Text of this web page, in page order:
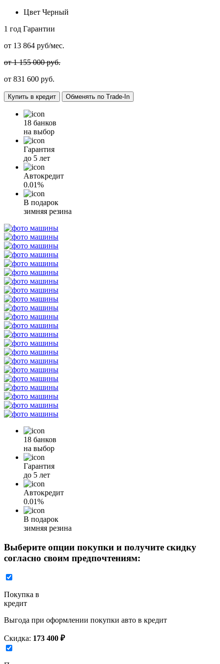
Цвет Черный
1 год Гарантии
от 13 864 руб/мес.
от 1 155 000 руб.
от 831 600 руб.
Купить в кредит Обменять по Trade-In
18 банков
на выбор
Гарантия
до 5 лет
Автокредит
0.01%
В подарок
зимняя резина
18 банков
на выбор
Гарантия
до 5 лет
Автокредит
0.01%
В подарок
зимняя резина
Выберите опции покупки и получите скидку
согласно своим предпочтениям:
Покупка в
кредит
Выгода при оформлении покупки авто в кредит
Скидка: 173 400 ₽